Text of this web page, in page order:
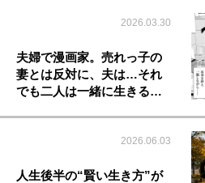
2026.03.30
夫婦で漫画家。売れっ子の
妻とは反対に、夫は…それ
でも二人は一緒に生きる…
2026.06.03
人生後半の“賢い生き方”が